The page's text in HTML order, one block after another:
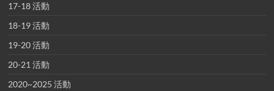
17-18 活動
18-19 活動
19-20 活動
20-21 活動
2020~2025 活動